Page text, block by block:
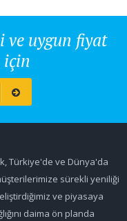
uygun fiyat
Türkiye'de ve Dünya'da
sürekli yeniliği
ve piyasaya
daima ön planda